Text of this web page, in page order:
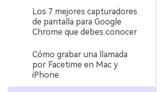
Los 7 mejores capturadores
de pantalla para Google
Chrome que debes conocer
Cómo grabar una llamada
por Facetime en Mac y
iPhone